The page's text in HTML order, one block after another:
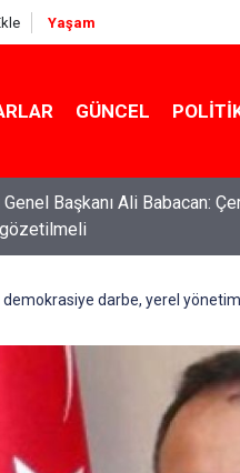
Yaşam
GÜNCEL
Başkanı Ali Babacan:
Başkanı Özgür Özel:
gözüne
demokrasiye darbe, yerel